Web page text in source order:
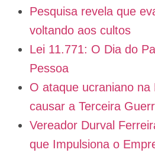
Pesquisa revela que
voltando aos cultos
Lei 11.771: O Dia do
Pessoa
O ataque ucraniano na
causar a Terceira
Vereador Durval
que Impulsiona o